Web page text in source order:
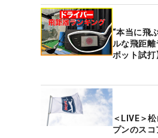
“本当に飛
ルな飛距
ボット試打
＜LIVE＞
プンのスコ